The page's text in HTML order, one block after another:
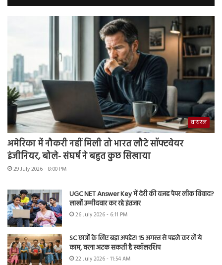
वायरल
अमेरिका में नौकरी नहीं मिली तो भारत लौटे सॉफ्टवेयर
इंजीनियर, बोले- संघर्ष ने बहुत कुछ सिखाया
29 July 2026 - 8:00 PM
UGC NET Answer Key में देरी की वजह पेपर लीक विवाद?
लाखों उम्मीदवार कर रहे इंतजार
26 July 2026 - 6:11 PM
SC छात्रों के लिए बड़ा अपडेट! 15 अगस्त से पहले कर लें ये
काम, वरना अटक सकती है स्कॉलरशिप
22 July 2026 - 11:54 AM